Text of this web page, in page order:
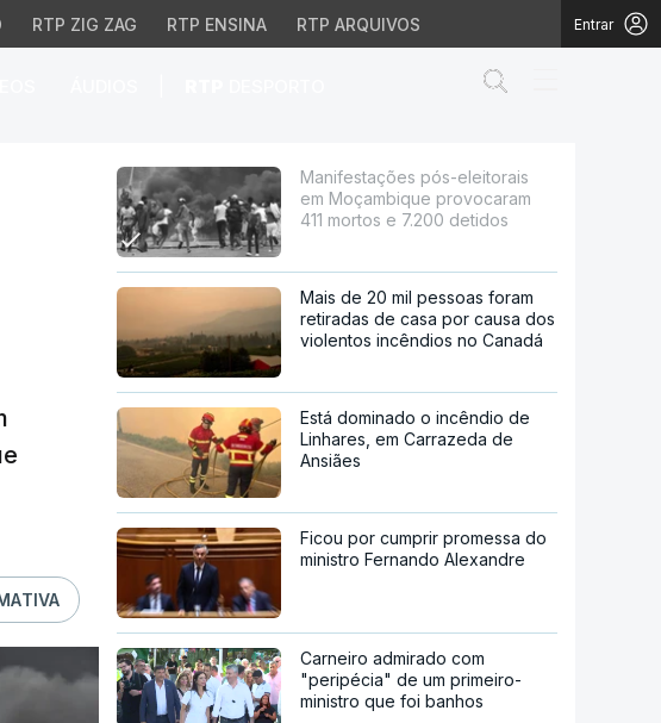
RTP ZIG ZAG RTP ENSINA RTP ARQUIVOS Entrar
provocaram 411
Manifestações pós-eleitorais
em Moçambique provocaram
411 mortos e 7.200 detidos
Mais de 20 mil pessoas foram
retiradas de casa por causa dos
violentos incêndios no Canadá
Está dominado o incêndio de
Linhares, em Carrazeda de
Ansiães
Ficou por cumprir promessa do
ministro Fernando Alexandre
Carneiro admirado com
"peripécia" de um primeiro-
ministro que foi banhos